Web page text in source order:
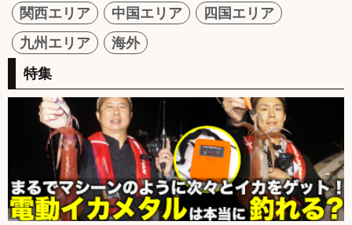
関西エリア
中国エリア
四国エリア
九州エリア
海外
特集